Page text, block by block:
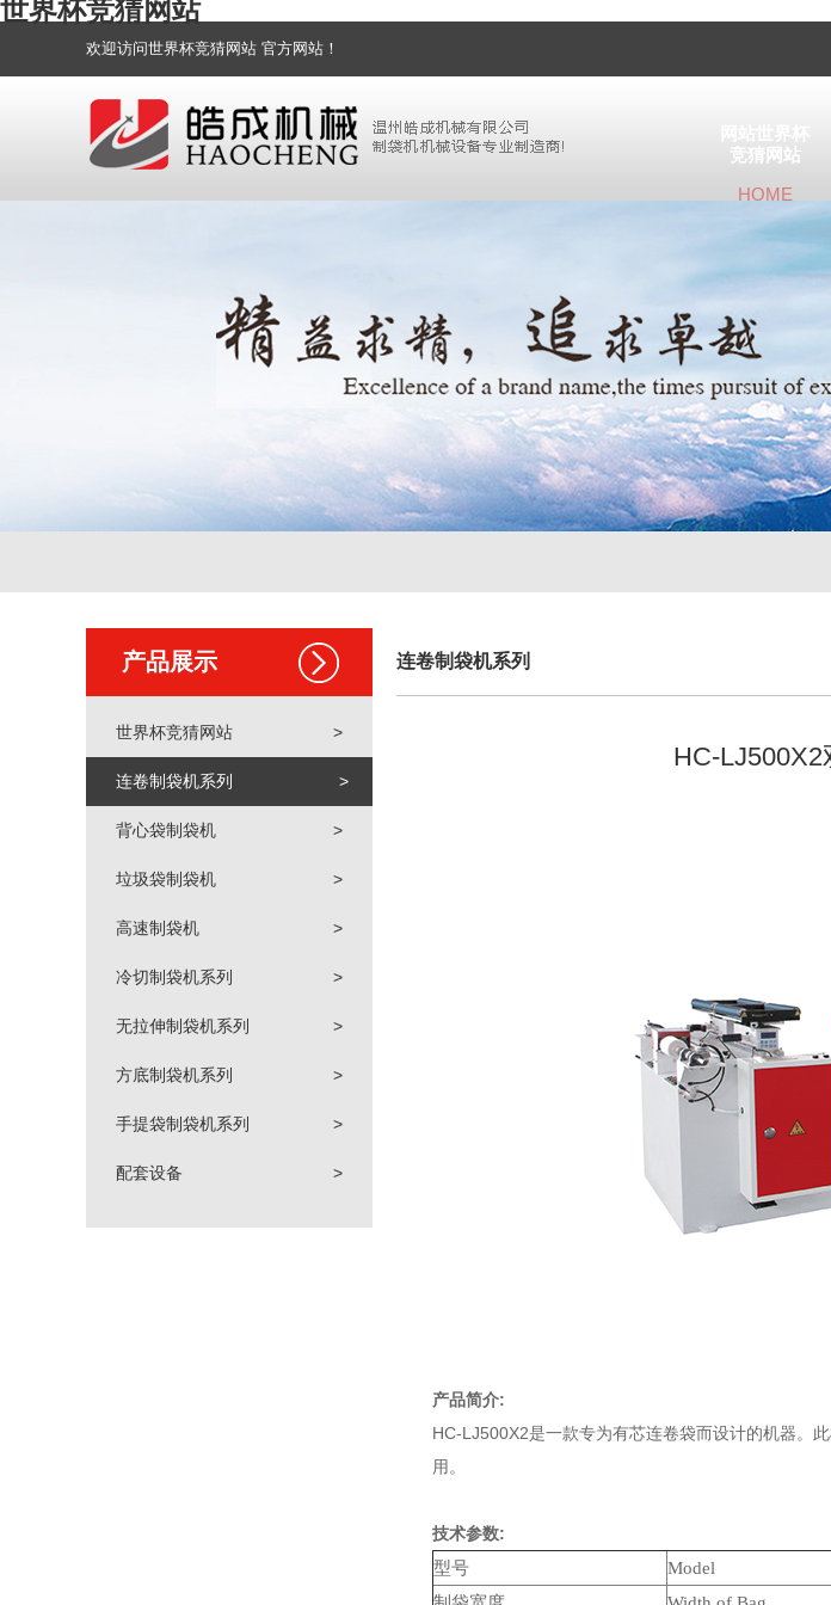
世界杯竞猜网站
欢迎访问世界杯竞猜网站 官方网站！
竞猜网站
HOME
产品展示
世界杯竞猜网站 >
连卷制袋机系列 >
背心袋制袋机 >
垃圾袋制袋机 >
高速制袋机 >
冷切制袋机系列 >
无拉伸制袋机系列 >
方底制袋机系列 >
手提袋制袋机系列 >
配套设备 >
连卷制袋机系列
HC-LJ500X2
产品简介:
HC-LJ500X2是一款专为有芯连卷袋而设计的机器。
用。
技术参数:
型号
Model